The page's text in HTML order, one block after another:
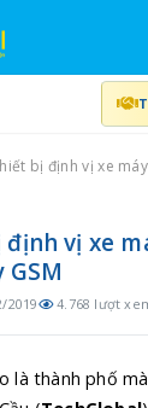
bị định vị xe
vị xe
2019 4.768 lượt
là thành phố mà